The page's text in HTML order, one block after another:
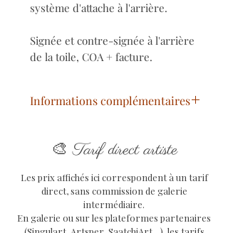
système d'attache à l'arrière.
Signée et contre-signée à l'arrière
de la toile, COA + facture.
Informations complémentaires
Année: 2023
: Mixtes
Support: toile sur châssis en
bois avec système d'attache à
l'arrière
Dimensions oeuvre: 40 / 40 cm
🎨 Tarif direct artiste
Les prix affichés ici correspondent à un tarif
direct, sans commission de galerie
intermédiaire.
En galerie ou sur les plateformes partenaires